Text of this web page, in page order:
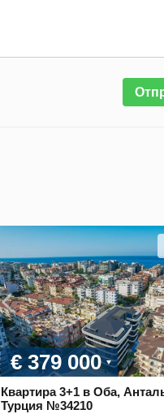
€ 379 000
Квартира 3+1 в Оба,
Турция №34210